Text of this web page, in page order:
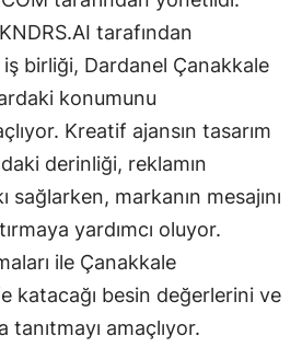
tarafından
birliği, Dardanel Çanakkale
konumunu
Kreatif ajansın tasarım
derinliği, reklamın
sağlarken, markanın mesajını
yardımcı oluyor.
ile Çanakkale
katacağı besin değerlerini ve
amaçlıyor.